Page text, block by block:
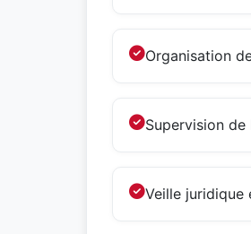
Organisation
Supervision de
Veille juridique